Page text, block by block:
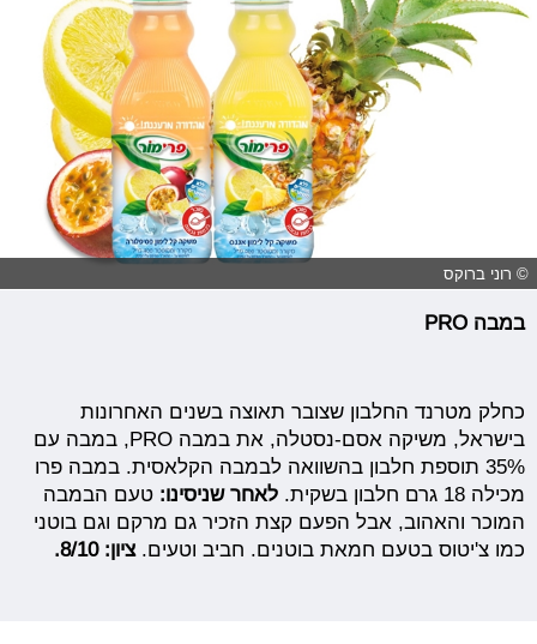
© רוני ברוקס
במבה PRO
כחלק מטרנד החלבון שצובר תאוצה בשנים האחרונות
בישראל, משיקה אסם-נסטלה, את במבהPRO , במבה עם
35% תוספת חלבון בהשוואה לבמבה הקלאסית. במבה פרו
מכילה 18 גרם חלבון בשקית.
לאחר שניסינו: טעם הבמבה
המוכר והאהוב, אבל הפעם קצת הזכיר גם מרקם וגם בוטני
כמו צ'יטוס בטעם חמאת בוטנים. חביב וטעים.ציון: 8/10.